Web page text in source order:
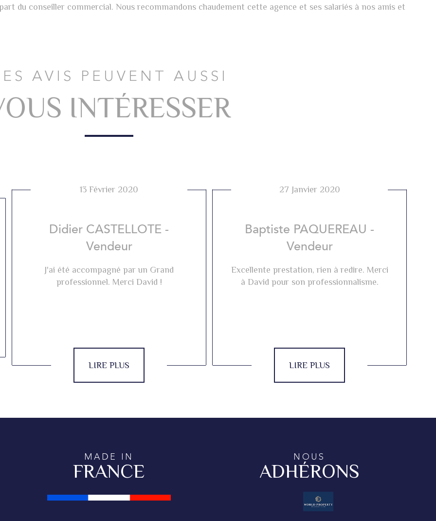
du conseiller commercial. Nous recommandons chaudement cette agence et ses salariés à nos amis et
AVIS PEUVENT AUSSI
INTÉRESSER
13 Février 2020
Didier CASTELLOTE -
Vendeur
J'ai été accompagné par un Grand
professionnel. Merci David !
LIRE PLUS
27 Janvier 2020
Baptiste PAQUEREAU -
Vendeur
Excellente prestation, rien à redire. Merci
à David pour son professionnalisme.
LIRE PLUS
MADE IN
FRANCE
NOUS
ADHÉRONS